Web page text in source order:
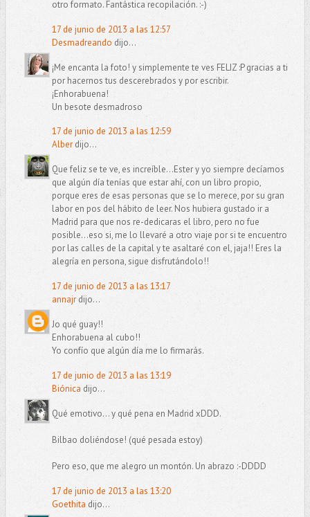
otro formato. Fantástica recopilación. :-)
17 de junio de 2013 a las 12:57
Desmadreando dijo...
¡Me encanta la foto! y simplemente te ves FELIZ :P gracias a ti
por hacernos tus descerebrados y por escribir.
¡Enhorabuena!
Un besote desmadroso
17 de junio de 2013 a las 12:59
Alberdijo...
Que feliz se te ve, es increíble...Ester y yo siempre decíamos
que algún día tenías que estar ahí, con un libro propio,
porque eres de esas personas que se lo merece, por su gran
labor en pos del hábito de leer. Nos hubiera gustado ir a
Madrid para que nos re-dedicaras el libro, pero no fue
posible...eso si, me lo llevaré a otro viaje por si te encuentro
por las calles de la capital y te asaltaré con el, jaja!! Eres la
alegría en persona, sigue disfrutándolo!!
17 de junio de 2013 a las 13:17
annajrdijo...
Jo qué guay!!
Enhorabuena al cubo!!
Yo confío que algún día me lo firmarás.
17 de junio de 2013 a las 13:19
Biónica dijo...
Qué emotivo... y qué pena en Madrid xDDD.
Bilbao doliéndose! (qué pesada estoy)
Pero eso, que me alegro un montón. Un abrazo :-DDDD
17 de junio de 2013 a las 13:20
Goethita dijo...